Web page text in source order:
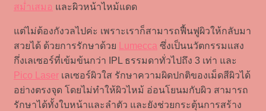
สม่ำเสมอ และผิวหน้าไหม้แดด
แต่ไม่ต้องกังวลไปค่ะ เพราะเราก็สามารถฟื้นฟูผิวให้กลับมา
สวยได้ ด้วยการรักษาด้วย Lumecca ซึ่งเป็นนวัตกรรมแสง
กึ่งเลเซอร์ที่เข้มข้นกว่า IPL ธรรมดาทั่วไปถึง 3 เท่า และ
Pico Laser เลเซอร์ผิวใส รักษาความผิดปกติของเม็ดสีผิวได้
อย่างตรงจุด โดยไม่ทำให้ผิวไหม้ อ่อนโยนมกับผิว สามารถ
รักษาได้ทั้งใบหน้าและลำตัว และยังช่วยกระตุ้นการสร้าง